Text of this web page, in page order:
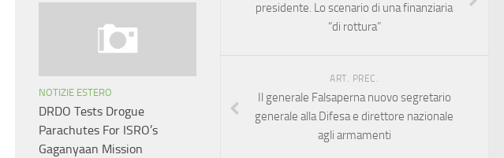
presidente. Lo scenario di una finanziaria
“di rottura”
ART. PREC.
Il generale Falsaperna nuovo segretario
generale alla Difesa e direttore nazionale
agli armamenti
NOTIZIE ESTERO
DRDO Tests Drogue
Parachutes For ISRO’s
Gaganyaan Mission